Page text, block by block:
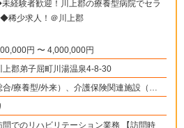
◆高待遇！◆稀少求人！＠川上郡
年収 3,500,000円 〜 4,000,000円
上郡弟子屈町川湯温泉4-8-30
合/療養型/外来）、介護保険関連施設（訪
リハ）
問でのリハビリテーション業務 【訪問時